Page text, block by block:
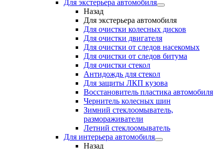
Для экстерьера автомобиля
Назад
Для экстерьера автомобиля
Для очистки колесных дисков
Для очистки двигателя
Для очистки от следов насекомых
Для очистки от следов битума
Для очистки стекол
Антидождь для стекол
Для защиты ЛКП кузова
Восстановитель пластика автомобиля
Чернитель колесных шин
Зимний стеклоомыватель,
размораживатели
Летний стеклоомыватель
Для интерьера автомобиля
Назад